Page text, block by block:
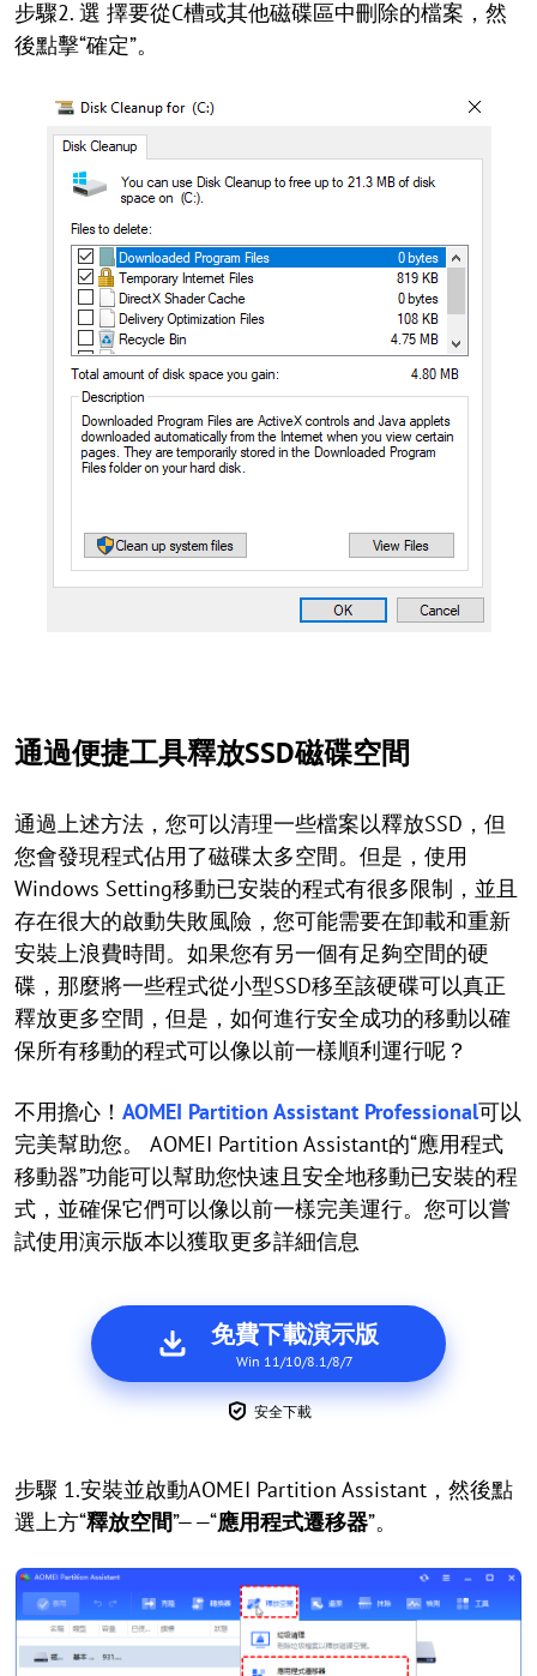
步驟2. 選 擇要從C槽或其他磁碟區中刪除的檔案，然
後點擊“確定”。
通過便捷工具釋放SSD磁碟空間
通過上述方法，您可以清理一些檔案以釋放SSD，但
您會發現程式佔用了磁碟太多空間。但是，使用
Windows Setting移動已安裝的程式有很多限制，並且
存在很大的啟動失敗風險，您可能需要在卸載和重新
安裝上浪費時間。如果您有另一個有足夠空間的硬
碟，那麼將一些程式從小型SSD移至該硬碟可以真正
釋放更多空間，但是，如何進行安全成功的移動以確
保所有移動的程式可以像以前一樣順利運行呢？
不用擔心！ AOMEI Partition Assistant Professional可以
完美幫助您。 AOMEI Partition Assistant的“應用程式
移動器”功能可以幫助您快速且安全地移動已安裝的程
式，並確保它們可以像以前一樣完美運行。您可以嘗
試使用演示版本以獲取更多詳細信息
免費下載演示版
Win 11/10/8.1/8/7
安全下載
步驟 1.安裝並啟動AOMEI Partition Assistant，然後點
選上方“釋放空間”——“應用程式遷移器”。